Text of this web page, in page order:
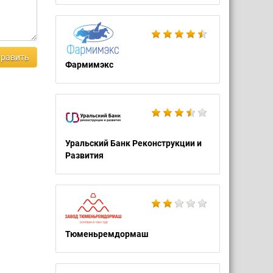
Фармимэкс
Уральский Банк Реконструкции и
Развития
Тюменьремдормаш